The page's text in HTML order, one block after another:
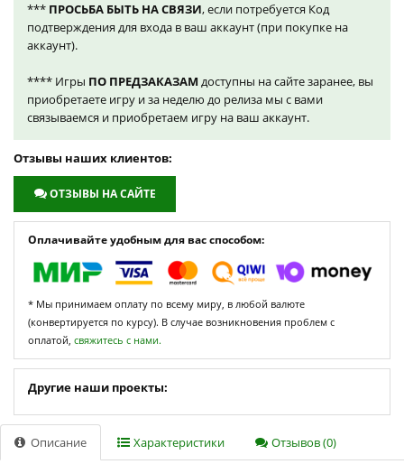
*** ПРОСЬБА БЫТЬ НА СВЯЗИ, если потребуется Код
подтверждения для входа в ваш аккаунт (при покупке на
аккаунт).
**** Игры ПО ПРЕДЗАКАЗАМ доступны на сайте заранее, вы
приобретаете игру и за неделю до релиза мы с вами
связываемся и приобретаем игру на ваш аккаунт.
Отзывы наших клиентов:
ОТЗЫВЫ НА САЙТЕ
Оплачивайте удобным для вас способом:
* Мы принимаем оплату по всему миру, в любой валюте
(конвертируется по курсу). В случае возникновения проблем с
оплатой, свяжитесь с нами.
Другие наши проекты:
Описание Характеристики Отзывов (0)